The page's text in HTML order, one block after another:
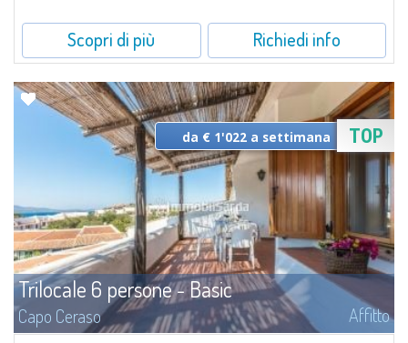
Scopri di più Richiedi info
Trilocale 6 persone - Basic
Capo Ceraso Affitto
TOP
da € 1'022 a settimana